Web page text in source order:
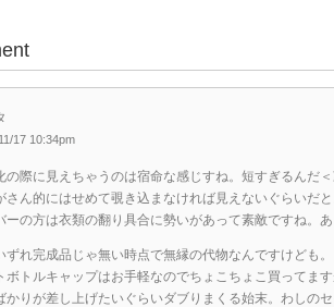
17 10:34pm
の際に見えちゃうのは宿命な感じすね。短すぎるんだ
さん的にはせめて覗き込まなければ見えないぐらいだと
ーの方は衣類の翻り具合に勢いがあって素敵ですね。
ずれ完成品じゃ無い時点で無縁の代物なんですけども。
ボトルキャップはお手軽なのでちょこちょこ買ってま
かりが差し上げたいぐらいダブりまくる始末。わしのセ